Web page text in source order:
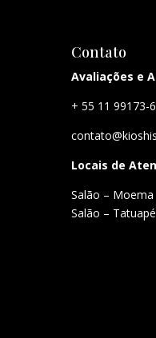
Contato
Avaliações e
+ 55 11 99173-
Locais de
Salão – Moema
Salão – Tatuapé